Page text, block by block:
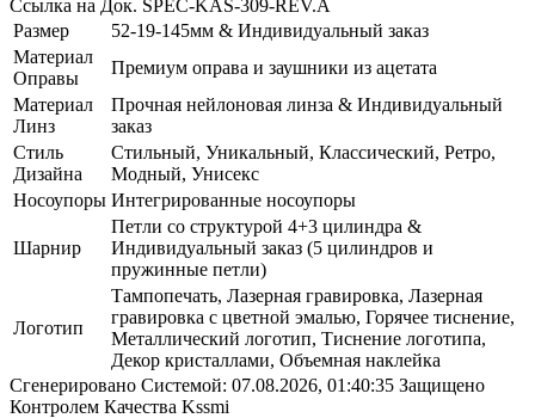
Ссылка на Док. SPEC-KAS-309-REV.A
Размер
52-19-145мм & Индивидуальный заказ
Материал
Оправы
Премиум оправа и заушники из ацетата
Материал
Линз
Прочная нейлоновая линза & Индивидуальный
заказ
Стиль
Дизайна
Стильный, Уникальный, Классический, Ретро,
Модный, Унисекс
Носоупоры Интегрированные носоупоры
Шарнир
Петли со структурой 4+3 цилиндра &
Индивидуальный заказ (5 цилиндров и
пружинные петли)
Логотип
Тампопечать, Лазерная гравировка, Лазерная
гравировка с цветной эмалью, Горячее тиснение,
Металлический логотип, Тиснение логотипа,
Декор кристаллами, Объемная наклейка
Сгенерировано Системой: 07.08.2026, 01:40:35 Защищено
Контролем Качества Kssmi